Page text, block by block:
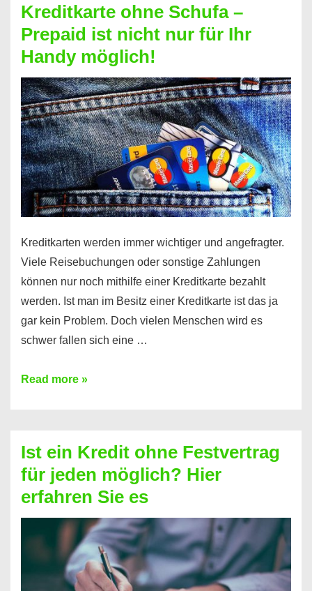
Neueröffnung
trotz
Schufaeintrag
möglich
Kreditkarte ohne Schufa –
Prepaid ist nicht nur für Ihr
Handy möglich!
Kreditkarten werden immer wichtiger und angefragter.
Viele Reisebuchungen oder sonstige Zahlungen
können nur noch mithilfe einer Kreditkarte bezahlt
werden. Ist man im Besitz einer Kreditkarte ist das ja
gar kein Problem. Doch vielen Menschen wird es
schwer fallen sich eine …
Kreditkarte
Prepaid
ist
nicht
nur
für
Handy
Read more »
Ist ein Kredit ohne Festvertrag
für jeden möglich? Hier
erfahren Sie es